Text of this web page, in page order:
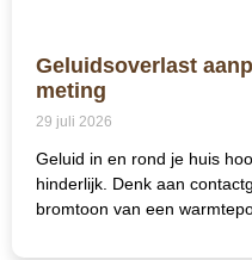
Geluidsoverlast
meting
29 juli 2026
Geluid in en rond je huis
hinderlijk. Denk aan
bromtoon van een